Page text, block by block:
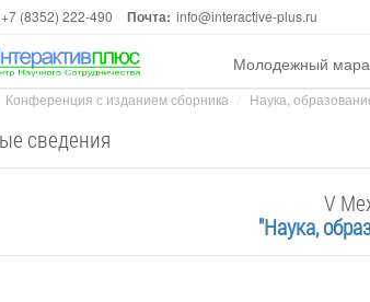
+7 (8352) 222-490 Почта: info@interactive-plus.ru
Молодежный
Конференция с изданием сборника Наука,
сведения
V
"Наука,